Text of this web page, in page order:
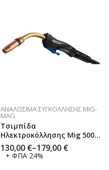
ΑΝΑΛΏΣΙΜΑ ΣΥΓΚΌΛΛΗΣΗΣ MIG-
MAG
Τσιμπίδα
Ηλεκτροκόλλησης Mig 500
Υδρόψυκτη Trafimet
Extramig
130,00 €–179,00 €
+ ΦΠΑ 24%